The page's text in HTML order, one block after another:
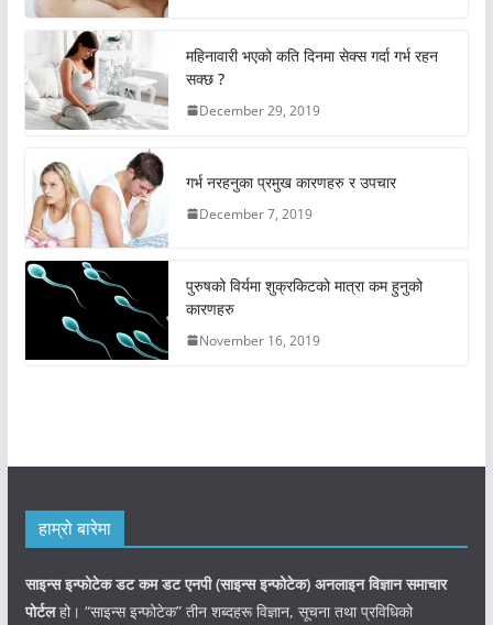
महिनावारी भएको कति दिनमा सेक्स गर्दा गर्भ रहन
सक्छ ?
December 29, 2019
गर्भ नरहनुका प्रमुख कारणहरु र उपचार
December 7, 2019
पुरुषको विर्यमा शुक्रकिटको मात्रा कम हुनुको
कारणहरु
November 16, 2019
हाम्रो बारेमा
साइन्स इन्फोटेक डट कम डट एनपी (साइन्सइन्फोटेक) अनलाइन विज्ञान समाचार
पोर्टलहो। “साइन्स इन्फोटेक” तीन शब्दहरू विज्ञान, सूचना तथा प्रविधिको